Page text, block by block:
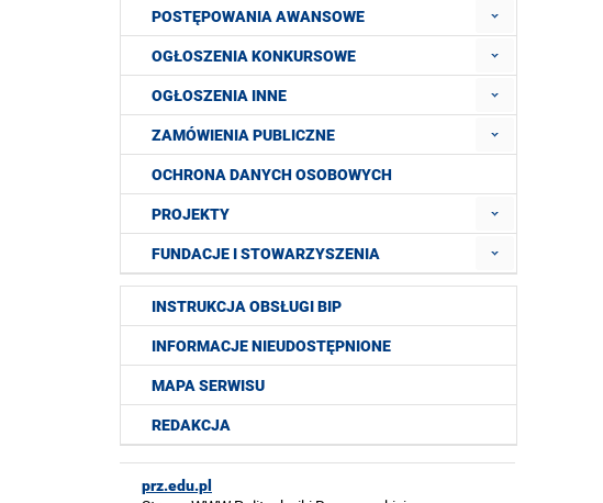
POSTĘPOWANIA AWANSOWE
OGŁOSZENIA KONKURSOWE
OGŁOSZENIA INNE
ZAMÓWIENIA PUBLICZNE
OCHRONA DANYCH OSOBOWYCH
PROJEKTY
FUNDACJE I STOWARZYSZENIA
INSTRUKCJA OBSŁUGI BIP
INFORMACJE NIEUDOSTĘPNIONE
MAPA SERWISU
REDAKCJA
prz.edu.pl